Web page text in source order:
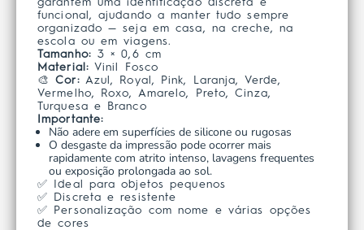
garantem uma identificação discreta e
funcional, ajudando a manter tudo sempre
organizado — seja em casa, na creche, na
escola ou em viagens.
Tamanho: 3 × 0,6 cm
Material: Vinil Fosco
🎨Cor: Azul, Royal, Pink, Laranja, Verde,
Vermelho, Roxo, Amarelo, Preto, Cinza,
Turquesa e Branco
Importante:
Não adere em superfícies de silicone ou rugosas
O desgaste da impressão pode ocorrer mais
rapidamente com atrito intenso, lavagens frequentes
ou exposição prolongada ao sol.
✅ Ideal para objetos pequenos
✅ Discreta e resistente
✅ Personalização com nome e várias opções
de cores